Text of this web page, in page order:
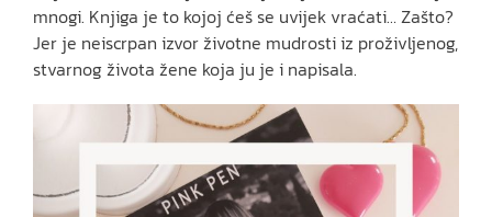
mnogi. Knjiga je to kojoj ćeš se uvijek vraćati… Zašto?
Jer je neiscrpan izvor životne mudrosti iz proživljenog,
stvarnog života žene koja ju je i napisala.